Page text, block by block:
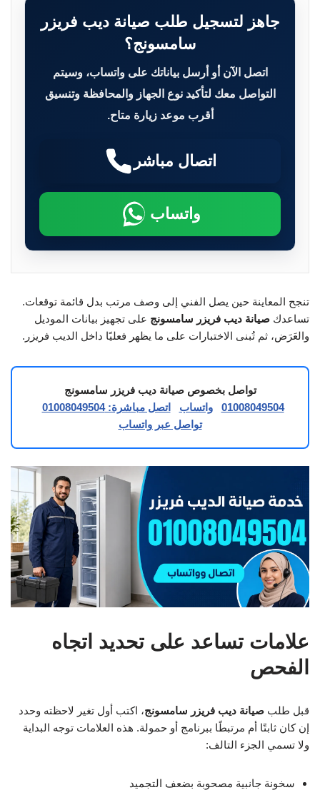
جاهز لتسجيل طلب صيانة ديب فريزر
سامسونج؟
اتصل الآن أو أرسل بياناتك على واتساب، وسيتم
التواصل معك لتأكيد نوع الجهاز والمحافظة وتنسيق
أقرب موعد زيارة متاح.
اتصال مباشر
واتساب
تنجح المعاينة حين يصل الفني إلى وصف مرتب بدل قائمة توقعات.
تساعدك صيانة ديب فريزر سامسونج على تجهيز بيانات الموديل
والعَرَض، ثم تُبنى الاختبارات على ما يظهر فعليًا داخل الديب فريزر.
تواصل بخصوص صيانة ديب فريزر سامسونج
01008049504
واتساب
اتصل مباشرة: 01008049504
تواصل عبر واتساب
علامات تساعد على تحديد اتجاه
الفحص
قبل طلب صيانة ديب فريزر سامسونج، اكتب أول تغير لاحظته وحدد
إن كان ثابتًا أم مرتبطًا ببرنامج أو حمولة. هذه العلامات توجه البداية
ولا تسمي الجزء التالف:
سخونة جانبية مصحوبة بضعف التجميد